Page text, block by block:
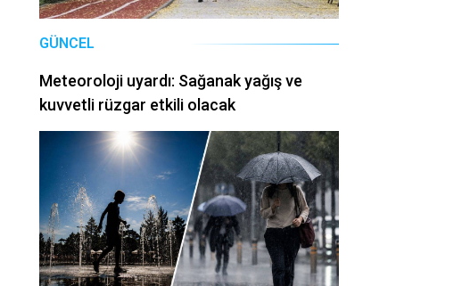
GÜNCEL
Meteoroloji uyardı: Sağanak yağış ve
kuvvetli rüzgar etkili olacak